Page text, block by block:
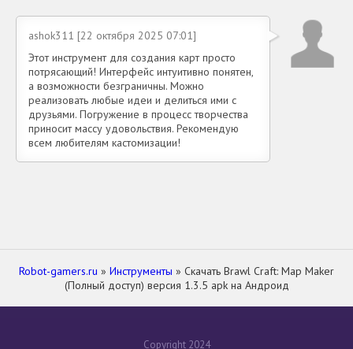
ashok311 [22 октября 2025 07:01]
Этот инструмент для создания карт просто
потрясающий! Интерфейс интуитивно понятен,
а возможности безграничны. Можно
реализовать любые идеи и делиться ими с
друзьями. Погружение в процесс творчества
приносит массу удовольствия. Рекомендую
всем любителям кастомизации!
Robot-gamers.ru » Инструменты » Скачать Brawl Craft: Map Maker
(Полный доступ) версия 1.3.5 apk на Андроид
Copyright 2024